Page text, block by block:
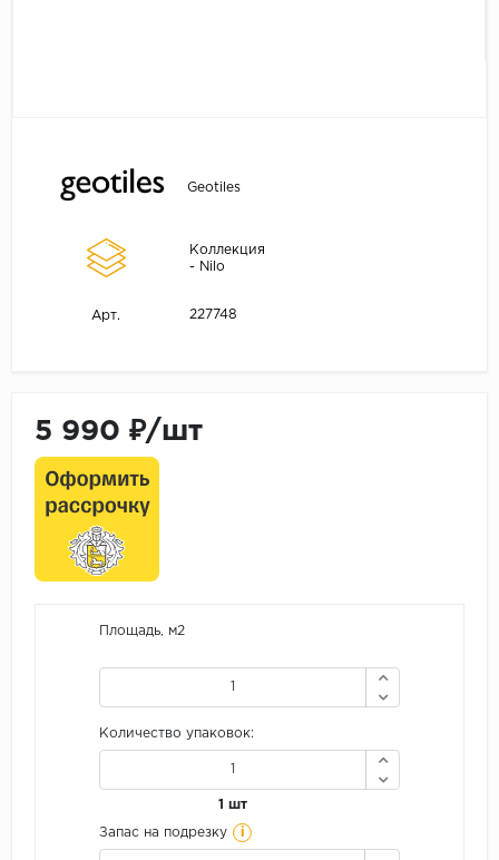
Geotiles
Коллекция
- Nilo
Арт. 227748
5 990 ₽/шт
Площадь, м2
Количество упаковок:
1 шт
Запас на подрезку i